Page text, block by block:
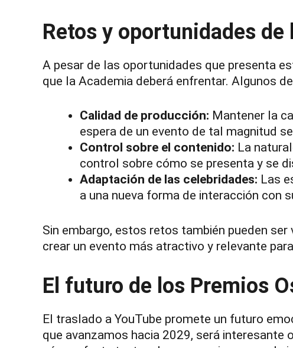
Retos y oportunidades
A pesar de las oportunidades que presenta
que la Academia deberá enfrentar. Algunos
Calidad de producción: Mantener la
espera de un evento de tal magnitud
Control sobre el contenido: La
control sobre cómo se presenta y se
Adaptación de las celebridades: Las
a una nueva forma de interacción con
Sin embargo, estos retos también pueden
crear un evento más atractivo y relevante
El futuro de los Premios
El traslado a YouTube promete un futuro
que avanzamos hacia 2029, será